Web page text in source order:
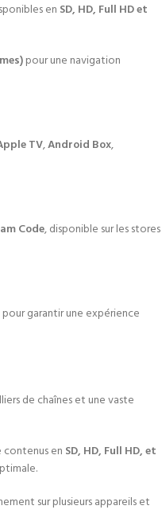
en SD, HD, Full HD et
pour une navigation
TV,Android Box,
Code, disponible sur les stores
pour garantir une expérience
de chaînes et une vaste
en SD, HD, Full HD, et
sur plusieurs appareils et